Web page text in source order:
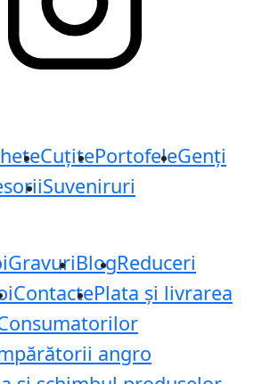
CuțitePortofeleGenți
Suveniruri
GravuriBlogReduceri
ContactePlata și livrarea
angro